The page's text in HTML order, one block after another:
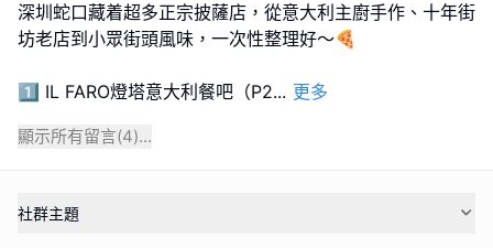
深圳蛇口藏着超多正宗披薩店，從意大利主廚手作、十年街
坊老店到小眾街頭風味，一次性整理好～🍕
1️⃣ IL FARO燈塔意大利餐吧（P2... 更多
顯示所有留言(4)...
社群主題